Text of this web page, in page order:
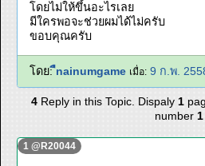
โดยไม่ให้ขึ้นอะไรเลย
มีใครพอจะช่วยผมได้ไม่ครับ
ขอบคุณครับ
โดย: ืnainumgame เมื่อ: 9 ก.พ.
4Reply in this Topic. Dispaly 1
number 1
1 @R20044